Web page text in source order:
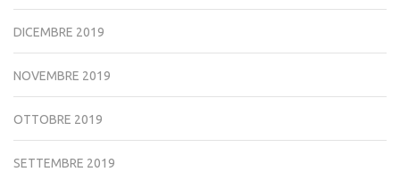
DICEMBRE 2019
NOVEMBRE 2019
OTTOBRE 2019
SETTEMBRE 2019